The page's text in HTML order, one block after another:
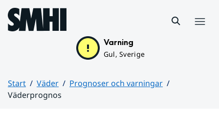
Hoppa till sidans innehåll
Varning
Gul, Sverige
Start Väder
Prognoser och varningar
Väderprognos